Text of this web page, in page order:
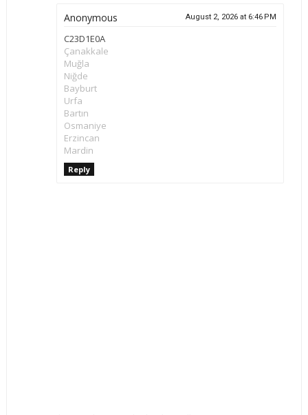
Anonymous August 2, 2026 at 6:46 PM
C23D1E0A
Çanakkale
Muğla
Niğde
Bayburt
Urfa
Bartın
Osmaniye
Erzincan
Mardin
Reply